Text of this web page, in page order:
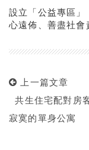
設立「公益專區
心遠佈、善盡社會
上一篇文章
共生住宅配對房
寂寞的單身公寓